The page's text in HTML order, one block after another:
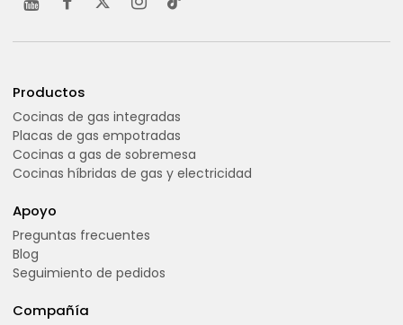
Productos
Cocinas de gas integradas
Placas de gas empotradas
Cocinas a gas de sobremesa
Cocinas híbridas de gas y electricidad
Apoyo
Preguntas frecuentes
Blog
Seguimiento de pedidos
Compañía